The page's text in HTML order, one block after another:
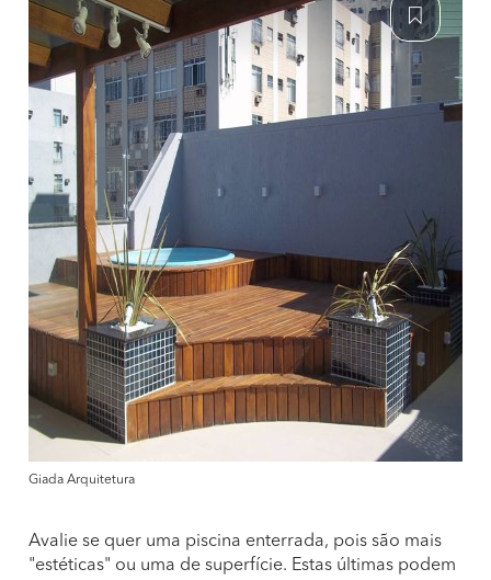
Giada Arquitetura
Avalie se quer uma piscina enterrada, pois são mais
"estéticas" ou uma de superfície. Estas últimas podem